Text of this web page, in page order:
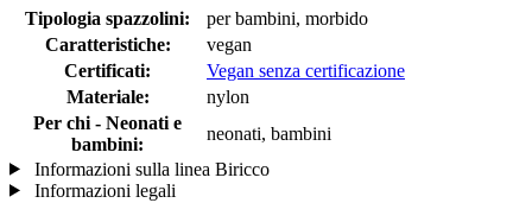
Tipologia spazzolini:
per bambini, morbido
Caratteristiche:
vegan
Certificati:
Vegan senza certificazione
Materiale:
nylon
Per chi - Neonati e
bambini:
neonati, bambini
Informazioni sulla linea Biricco
Informazioni legali